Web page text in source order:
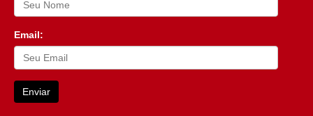
Email:
Enviar